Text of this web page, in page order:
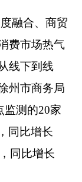
融合、商贸
费市场热气
线下到线
州市商务局
监测的20家
同比增长
同比增长